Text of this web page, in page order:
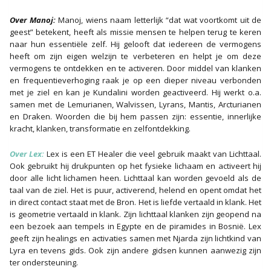
Over Manoj: Manoj, wiens naam letterlijk “dat wat voortkomt uit de
geest” betekent, heeft als missie mensen te helpen terug te keren
naar hun essentiële zelf. Hij gelooft dat iedereen de vermogens
heeft om zijn eigen welzijn te verbeteren en helpt je om deze
vermogens te ontdekken en te activeren. Door middel van klanken
en frequentieverhoging raak je op een dieper niveau verbonden
met je ziel en kan je Kundalini worden geactiveerd. Hij werkt o.a.
samen met de Lemurianen, Walvissen, Lyrans, Mantis, Arcturianen
en Draken. Woorden die bij hem passen zijn: essentie, innerlijke
kracht, klanken, transformatie en zelfontdekking.
Over Lex: Lex is een ET Healer die veel gebruik maakt van Lichttaal.
Ook gebruikt hij drukpunten op het fysieke lichaam en activeert hij
door alle licht lichamen heen. Lichttaal kan worden gevoeld als de
taal van de ziel. Het is puur, activerend, helend en opent omdat het
in direct contact staat met de Bron. Het is liefde vertaald in klank. Het
is geometrie vertaald in klank. Zijn lichttaal klanken zijn geopend na
een bezoek aan tempels in Egypte en de piramides in Bosnië. Lex
geeft zijn healings en activaties samen met Njarda zijn lichtkind van
Lyra en tevens gids. Ook zijn andere gidsen kunnen aanwezig zijn
ter ondersteuning.